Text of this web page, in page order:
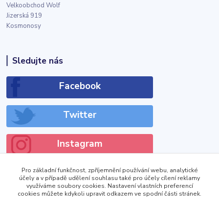
Velkoobchod Wolf
Jizerská 919
Kosmonosy
Sledujte nás
Facebook
Twitter
Instagram
Pro základní funkčnost, zpříjemnění používání webu, analytické
účely a v případě udělení souhlasu také pro účely cílení reklamy
využíváme soubory cookies. Nastavení vlastních preferencí
cookies můžete kdykoli upravit odkazem ve spodní části stránek.